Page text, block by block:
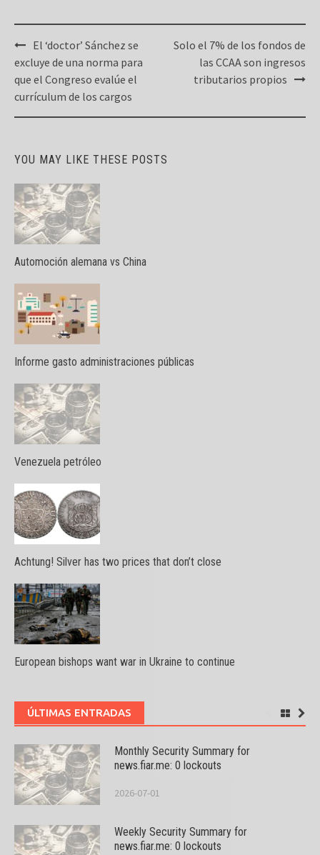
Post
navigation
El ‘doctor’ Sánchez se
excluye de una norma para
que el Congreso evalúe el
currículum de los cargos
Solo el 7% de los fondos de
las CCAA son ingresos
tributarios propios
YOU MAY LIKE THESE POSTS
Automoción alemana vs China
Informe gasto administraciones públicas
Venezuela petróleo
Achtung! Silver has two prices that don’t close
European bishops want war in Ukraine to continue
ÚLTIMAS ENTRADAS
Monthly Security Summary for
news.fiar.me: 0 lockouts
2026-07-01
Weekly Security Summary for
news.fiar.me: 0 lockouts